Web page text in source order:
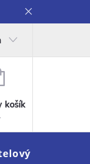
NÁKUPNÝ
KOŠÍK
košík
textil